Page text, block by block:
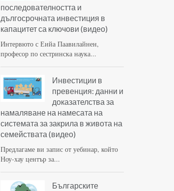
последователността и
дългосрочната инвестиция в
капацитет са ключови (видео)
Интервюто с Еийа Паавилайнен,
професор по сестринска наука...
Инвестиции в
превенция: данни и
доказателства за
намаляване на намесата на
системата за закрила в живота на
семействата (видео)
Предлагаме ви запис от уебинар, който
Ноу-хау център за...
Българските